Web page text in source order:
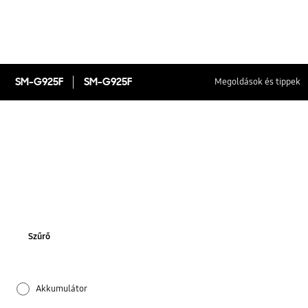
SM-G925F SM-G925F Megoldások és tippek
Szűrő
Akkumulátor